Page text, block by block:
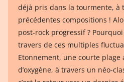
déjà pris dans la tourmente, à
précédentes compositions !
post-rock progressif ?
travers de ces multiples
Etonnement, une courte
d’oxygène, à travers un néo-